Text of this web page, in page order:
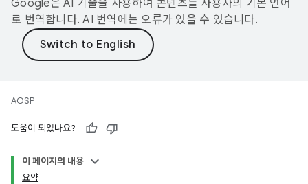
Google은 AI 기술을 사용하여 콘텐츠를 사용자의 기본 언어
로 번역합니다. AI 번역에는 오류가 있을 수 있습니다.
AOSP
도움이 되었나요?
이 페이지의 내용
요약